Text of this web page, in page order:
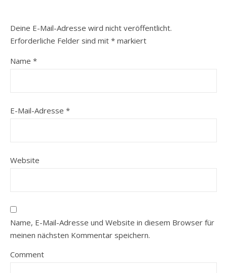
Deine E-Mail-Adresse wird nicht veröffentlicht.
Erforderliche Felder sind mit * markiert
Name *
E-Mail-Adresse *
Website
Name, E-Mail-Adresse und Website in diesem Browser für
meinen nächsten Kommentar speichern.
Comment